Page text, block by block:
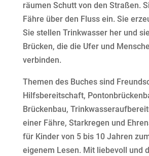
räumen Schutt von den Straßen.
Fähre über den Fluss ein. Sie
Sie stellen Trinkwasser her und
Brücken, die die Ufer und
verbinden.
Themen des Buches sind
Hilfsbereitschaft,
Brückenbau,
einer Fähre, Starkregen und
für Kinder von 5 bis 10 Jahren
eigenem Lesen. Mit liebevoll und